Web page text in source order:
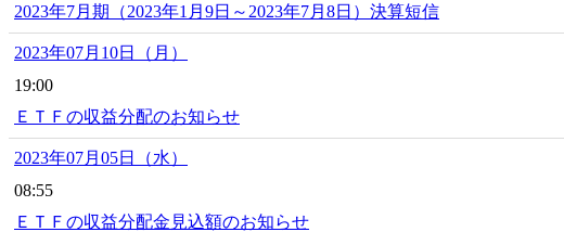
2023年7月期（2023年1月9日～2023年7月8日）決算短信
2023年07月10日（月）
19:00
ＥＴＦの収益分配のお知らせ
2023年07月05日（水）
08:55
ＥＴＦの収益分配金見込額のお知らせ